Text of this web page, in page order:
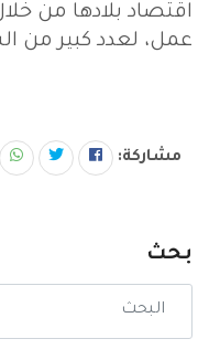
عمل، لعدد كبير من
مشاركة:
بحث